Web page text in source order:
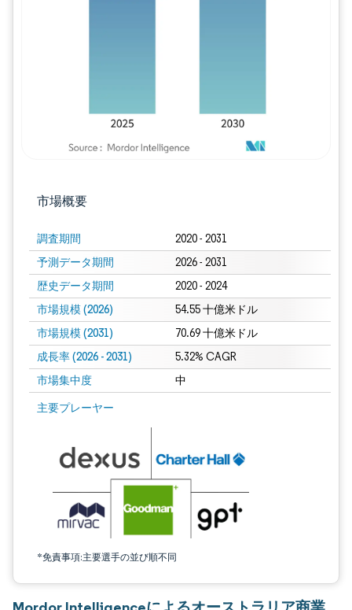
市場概要
調査期間 2020 - 2031
予測データ期間 2026 - 2031
歴史データ期間 2020 - 2024
市場規模 (2026) 54.55 十億米ドル
市場規模 (2031) 70.69 十億米ドル
成長率 (2026 - 2031) 5.32% CAGR
市場集中度 中
主要プレーヤー
*免責事項:主要選手の並び順不同
画像 © Mordor Intelligence。再利用にはCC BY 4.0の表示が必要です。